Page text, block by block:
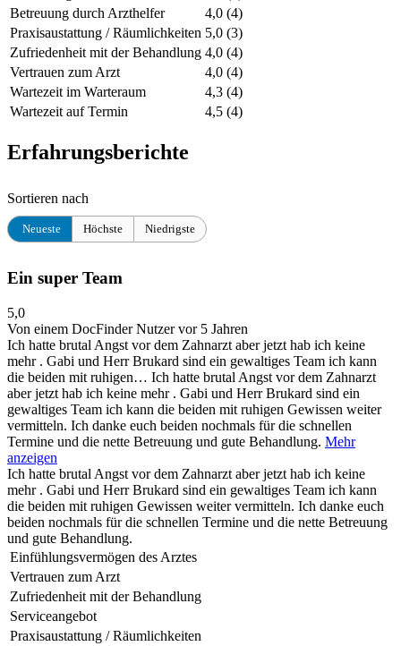
Betreuung durch Arzthelfer
4,0 (4)
Praxisaustattung / Räumlichkeiten 5,0 (3)
Zufriedenheit mit der Behandlung 4,0 (4)
Vertrauen zum Arzt
4,0 (4)
Wartezeit im Warteraum
4,3 (4)
Wartezeit auf Termin
4,5 (4)
Erfahrungsberichte
Sortieren nach
Neueste Höchste Niedrigste
Ein super Team
5,0
Von einem DocFinder Nutzervor 5 Jahren
Ich hatte brutal Angst vor dem Zahnarzt aber jetzt hab ich keine
mehr . Gabi und Herr Brukard sind ein gewaltiges Team ich kann
die beiden mit ruhigen… Ich hatte brutal Angst vor dem Zahnarzt
aber jetzt hab ich keine mehr . Gabi und Herr Brukard sind ein
gewaltiges Team ich kann die beiden mit ruhigen Gewissen weiter
vermitteln. Ich danke euch beiden nochmals für die schnellen
Termine und die nette Betreuung und gute Behandlung. Mehr
anzeigen
Ich hatte brutal Angst vor dem Zahnarzt aber jetzt hab ich keine
mehr . Gabi und Herr Brukard sind ein gewaltiges Team ich kann
die beiden mit ruhigen Gewissen weiter vermitteln. Ich danke euch
beiden nochmals für die schnellen Termine und die nette Betreuung
und gute Behandlung.
Einfühlungsvermögen des Arztes
Vertrauen zum Arzt
Zufriedenheit mit der Behandlung
Serviceangebot
Praxisaustattung / Räumlichkeiten